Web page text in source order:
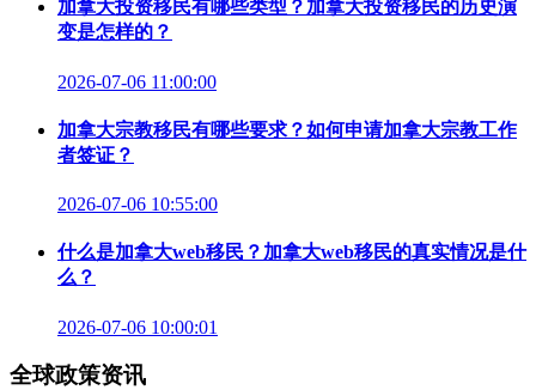
加拿大投资移民有哪些类型？加拿大投资移民的历史演
变是怎样的？
2026-07-06 11:00:00
加拿大宗教移民有哪些要求？如何申请加拿大宗教工作
者签证？
2026-07-06 10:55:00
什么是加拿大web移民？加拿大web移民的真实情况是什
么？
2026-07-06 10:00:01
全球政策资讯